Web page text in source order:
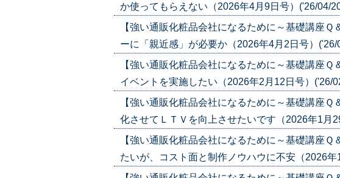
か使ってもらえない（2026年4月9日号）('26/04/
【強い通販化粧品会社になるために～基礎講
ーに「親近感」が必要か（2026年4月2日号）('26/
【強い通販化粧品会社になるために～基礎講
イベントを実施したい（2026年2月12日号）('26/
【強い通販化粧品会社になるために～基礎講
化させてＬＴＶを向上させたいです（2026年1月
【強い通販化粧品会社になるために～基礎講
たいが、コスト面と制作ノウハウに不安（2026